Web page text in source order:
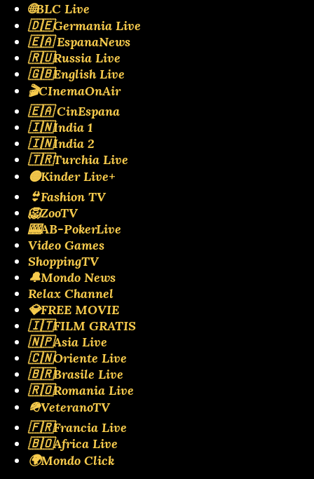
🌐BLC Live
🇩🇪Germania Live
🇪🇦 EspanaNews
🇷🇺Russia Live
🇬🇧English Live
🎬CInemaOnAir
🇪🇦 CinEspana
🇮🇳India 1
🇮🇳India 2
🇹🇷Turchia Live
🟡Kinder Live+
👙Fashion TV
🦁ZooTV
🎰AB-PokerLive
Video Games
ShoppingTV
🔔Mondo News
Relax Channel
💎FREE MOVIE
🇮🇹FILM GRATIS
🇳🇵Asia Live
🇨🇳Oriente Live
🇧🇷Brasile Live
🇷🇴Romania Live
🪖VeteranoTV
🇫🇷Francia Live
🇧🇴Africa Live
🌍Mondo Click